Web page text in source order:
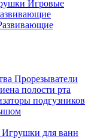
Игровые
Прорезыватели
полости рта
подгузников
Игрушки для ванн